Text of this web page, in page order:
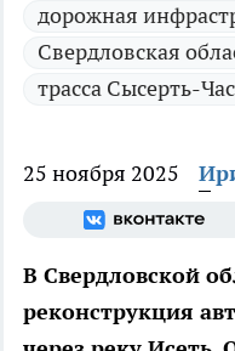
дорожная
Свердловская
трасса Сысерть-
25 ноября 2025
В Свердловской
реконструкция